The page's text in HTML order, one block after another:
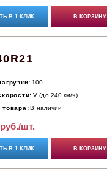
В 1 КЛИК В КОРЗИНУ
100
V (до 240 км/ч)
товара: В наличии
шт.
В 1 КЛИК В КОРЗИНУ